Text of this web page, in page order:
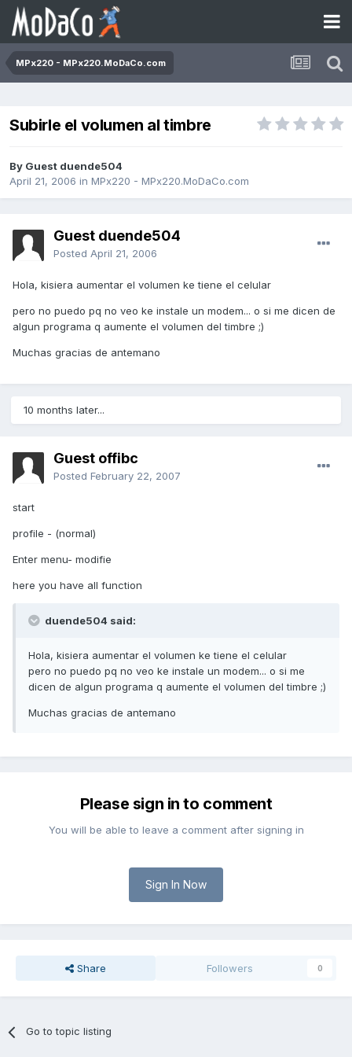
MPx220 - MPx220.MoDaCo.com
Subirle el volumen al timbre
By Guest duende504
April 21, 2006 in MPx220 - MPx220.MoDaCo.com
Guest duende504
Posted April 21, 2006
Hola, kisiera aumentar el volumen ke tiene el celular
pero no puedo pq no veo ke instale un modem... o si me dicen de
algun programa q aumente el volumen del timbre ;)
Muchas gracias de antemano
10 months later...
Guest offibc
Posted February 22, 2007
start
profile - (normal)
Enter menu- modifie
here you have all function
duende504 said:
Hola, kisiera aumentar el volumen ke tiene el celular
pero no puedo pq no veo ke instale un modem... o si me
dicen de algun programa q aumente el volumen del timbre ;)
Muchas gracias de antemano
Please sign in to comment
You will be able to leave a comment after signing in
Sign In Now
Share Followers 0
Go to topic listing